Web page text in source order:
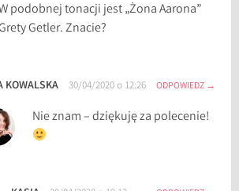
podobnej tonacji jest „Żona Aarona”
Getler. Znacie?
KOWALSKA 30/04/2020 o 12:26 ODPOWIEDZ
Nie znam – dziękuję za polecenie!